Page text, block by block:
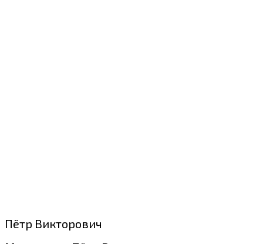
Пётр Викторович